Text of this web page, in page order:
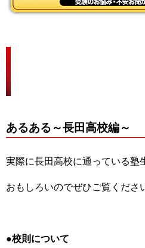
あるある～長田高校編～
実際に長田高校に通っている塾
おもしろいのでぜひご覧くださ
●校則について